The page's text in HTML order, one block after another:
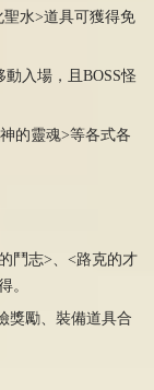
水>道具可獲得免
入場，且BOSS怪
的靈魂>等各式各
鬥志>、<路克的才
。
獎勵、裝備道具合